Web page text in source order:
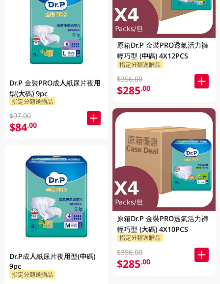
Dr.P 金裝PRO成人紙尿片夜用
型(大碼) 9pc
指定分類送贈品
$97.00
$84.00
Dr.P成人紙尿片夜用型(中碼)
9pc
指定分類送贈品
原箱Dr.P 金裝PRO透氣活力褲
輕巧型 (中碼) 4X12PCS
指定分類送贈品
$356.00
$285.00
原箱Dr.P 金裝PRO透氣活力褲
輕巧型 (大碼) 4X10PCS
指定分類送贈品
$356.00
$285.00